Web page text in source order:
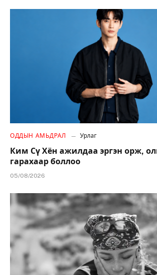
ОДДЫН АМЬДРАЛ Урлаг
Ким Сү Хён ажилдаа эргэн орж,
гарахаар боллоо
05/08/2026